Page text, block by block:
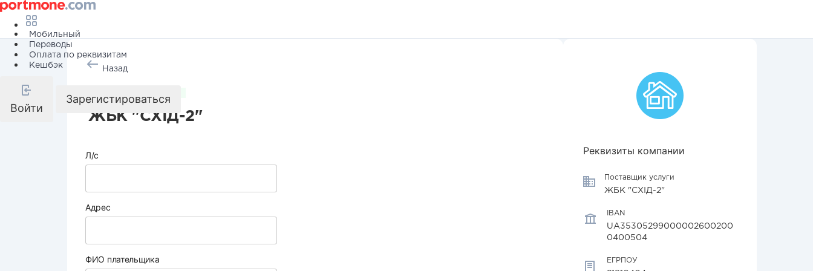
Мобильный
Переводы
Оплата по реквизитам
Кешбэк
Войти
Зарегистироваться
Назад
ЖБК "СХІД-2"
Л/с
Адрес
ФИО плательщика
Реквизиты компании
Поставщик услуги
ЖБК "СХІД-2"
IBAN
UA35305299000002600200
0400504
ЕГРПОУ